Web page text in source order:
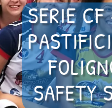
SERIE
SAFETY